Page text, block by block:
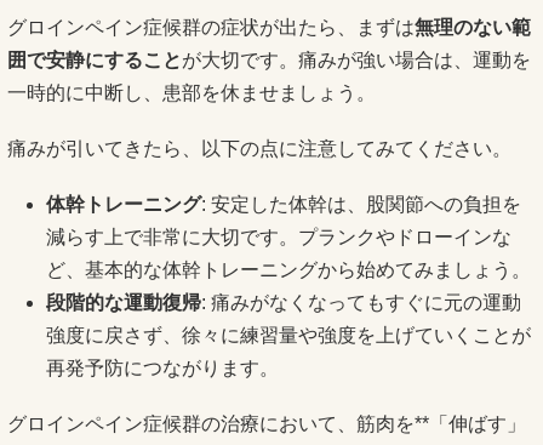
グロインペイン症候群の症状が出たら、まずは無理のない範
囲で安静にすることが大切です。痛みが強い場合は、運動を
一時的に中断し、患部を休ませましょう。
痛みが引いてきたら、以下の点に注意してみてください。
体幹トレーニング: 安定した体幹は、股関節への負担を
減らす上で非常に大切です。プランクやドローインな
ど、基本的な体幹トレーニングから始めてみましょう。
段階的な運動復帰: 痛みがなくなってもすぐに元の運動
強度に戻さず、徐々に練習量や強度を上げていくことが
再発予防につながります。
グロインペイン症候群の治療において、筋肉を**「伸ばす」